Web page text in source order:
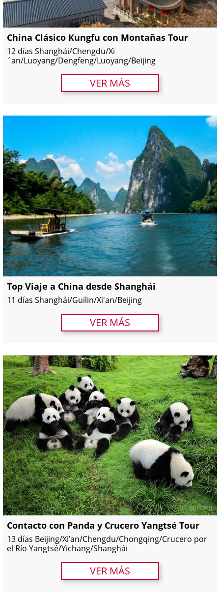
China Clásico Kungfu con Montañas Tour
12 días Shanghái/Chengdu/Xi
´an/Luoyang/Dengfeng/Luoyang/Beijing
VER MÁS
Top Viaje a China desde Shanghái
11 días Shanghái/Guilin/Xi'an/Beijing
VER MÁS
Contacto con Panda y Crucero Yangtsé Tour
13 días Beijing/Xi’an/Chengdu/Chongqing/Crucero por
el Río Yangtsé/Yichang/Shanghái
VER MÁS